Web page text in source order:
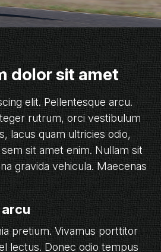
dolor sit amet
elit. Pellentesque arcu.
rutrum, orci vestibulum
lacus quam ultricies odio,
sit amet enim. Nullam sit
gravida vehicula. Maecenas
pretium. Vivamus porttitor
lectus. Donec odio tempus